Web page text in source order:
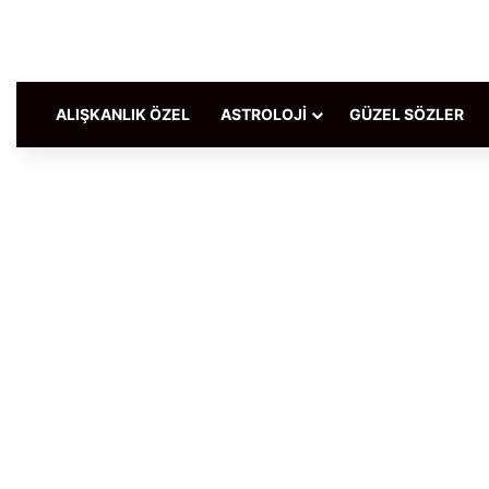
ALIŞKANLIK ÖZEL ASTROLOJI GÜZEL SÖZLER